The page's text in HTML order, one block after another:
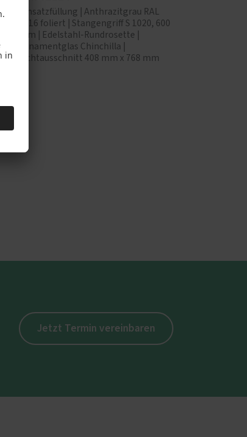
Einsatzfüllung | Anthrazitgrau RAL
7016 foliert | Stangengriff S 1020, 600
mm | Edelstahl-Rundrosette |
Ornamentglas Chinchilla |
Lichtausschnitt 408 mm x 768 mm
Jetzt Termin vereinbaren